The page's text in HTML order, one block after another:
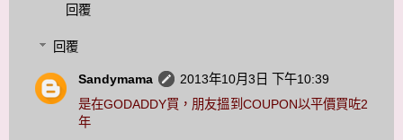
回覆
回覆
Sandymama
2013年10月3日 下午10:39
是在GODADDY買，朋友搵到COUPON以平價買咗2
年